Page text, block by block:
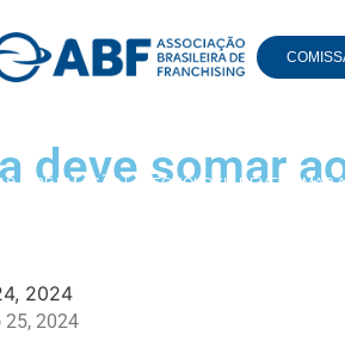
| ABF EM AÇÃO| TECNOLOGIA DEVE
deve somar
2024
25, 2024